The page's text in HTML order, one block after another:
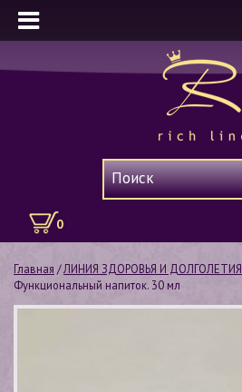
0
Главная /ЛИНИЯ ЗДОРОВЬЯ И ДОЛГОЛЕТИЯ
Функциональный напиток. 30 мл